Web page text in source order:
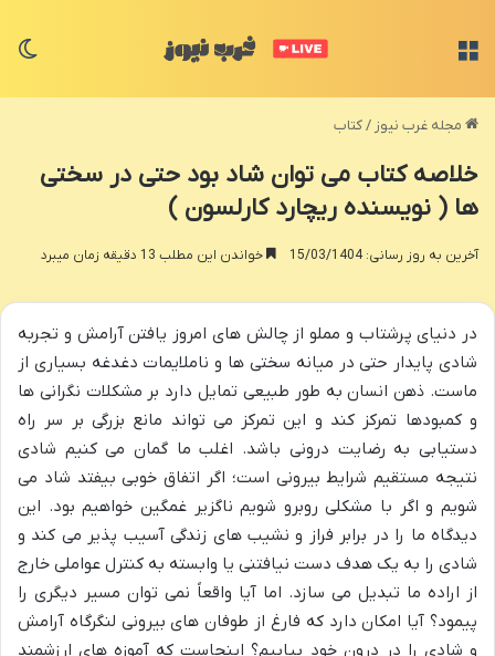
مجله غرب نیوز /کتاب
خلاصه کتاب می توان شاد بود حتی در سختی
ها ( نویسنده ریچارد کارلسون )
آخرین به روز رسانی: 15/03/1404 خواندن این مطلب 13 دقیقه زمان میبرد
در دنیای پرشتاب و مملو از چالش های امروز یافتن آرامش و تجربه
شادی پایدار حتی در میانه سختی ها و ناملایمات دغدغه بسیاری از
ماست. ذهن انسان به طور طبیعی تمایل دارد بر مشکلات نگرانی ها
و کمبودها تمرکز کند و این تمرکز می تواند مانع بزرگی بر سر راه
دستیابی به رضایت درونی باشد. اغلب ما گمان می کنیم شادی
نتیجه مستقیم شرایط بیرونی است؛ اگر اتفاق خوبی بیفتد شاد می
شویم و اگر با مشکلی روبرو شویم ناگزیر غمگین خواهیم بود. این
دیدگاه ما را در برابر فراز و نشیب های زندگی آسیب پذیر می کند و
شادی را به یک هدف دست نیافتنی یا وابسته به کنترل عواملی خارج
از اراده ما تبدیل می سازد. اما آیا واقعاً نمی توان مسیر دیگری را
پیمود؟ آیا امکان دارد که فارغ از طوفان های بیرونی لنگرگاه آرامش
و شادی را در درون خود بیابیم؟ اینجاست که آموزه های ارزشمند